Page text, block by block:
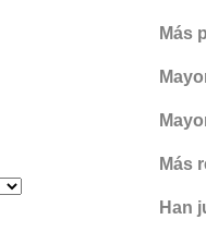
Más
Más
Han